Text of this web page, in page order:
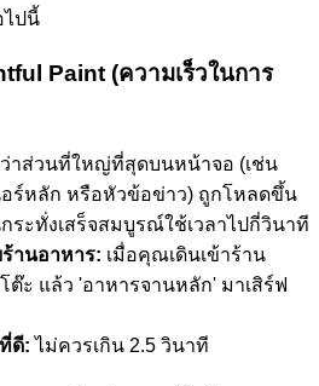
ไปนี้
Paint (ความเร็วในการ
าส่วนที่ใหญ่ที่สุดบนหน้าจอ (เช่น
ร์หลัก หรือหัวข้อข่าว) ถูกโหลดขึ้น
ระทั่งเสร็จสมบูรณ์ใช้เวลาไปกี่วินาที
ร้านอาหาร: เมื่อคุณเดินเข้าร้าน
ต๊ะ แล้ว 'อาหารจานหลัก' มาเสิร์ฟ
ดี: ไม่ควรเกิน 2.5 วินาที